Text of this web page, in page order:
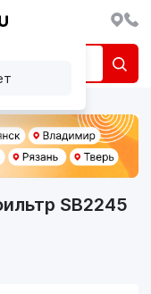
SB2245